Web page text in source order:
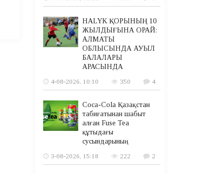
HALYK ҚОРЫНЫҢ 10
ЖЫЛДЫҒЫНА ОРАЙ:
АЛМАТЫ
ОБЛЫСЫНДА АУЫЛ
БАЛАЛАРЫ
АРАСЫНДА
4-08-2026, 10:10
350 4
Coca-Cola Қазақстан
табиғатынан шабыт
алған Fuse Tea
құтыдағы
сусындарының
3-08-2026, 15:18
222 2